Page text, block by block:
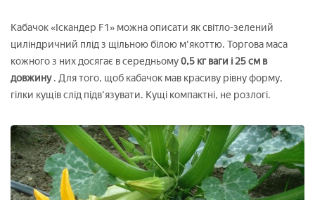
Кабачок «Іскандер F1» можна описати як світло-зелений
циліндричний плід з щільною білою м'якоттю. Торгова маса
кожного з них досягає в середньому0,5 кг ваги і 25 см в
довжину. Для того, щоб кабачок мав красиву рівну форму,
гілки кущів слід підв'язувати. Кущі компактні, не розлогі.